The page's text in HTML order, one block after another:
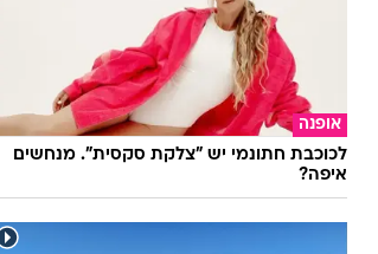
אופנה
לכוכבת חתונמי יש "צלקת סקסית". מנחשים
איפה?